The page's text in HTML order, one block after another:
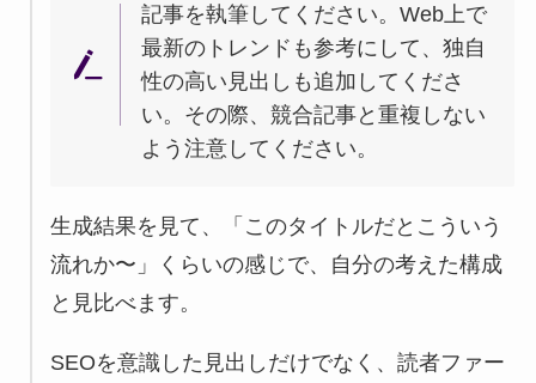
記事を執筆してください。Web上で
最新のトレンドも参考にして、独自
性の高い見出しも追加してくださ
い。その際、競合記事と重複しない
よう注意してください。
生成結果を見て、「このタイトルだとこういう
流れか〜」くらいの感じで、自分の考えた構成
と見比べます。
SEOを意識した見出しだけでなく、読者ファー